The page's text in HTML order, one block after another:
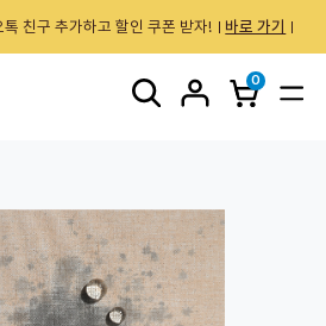
친구 추가하고 할인 쿠폰 받자! 바로 가기
0